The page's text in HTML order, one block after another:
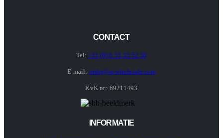
CONTACT
Tel: +31 (0) 6 51 33 52 30
E-mail: order@sr-wholesale.com
KvK nr.: 69211493
INFORMATIE